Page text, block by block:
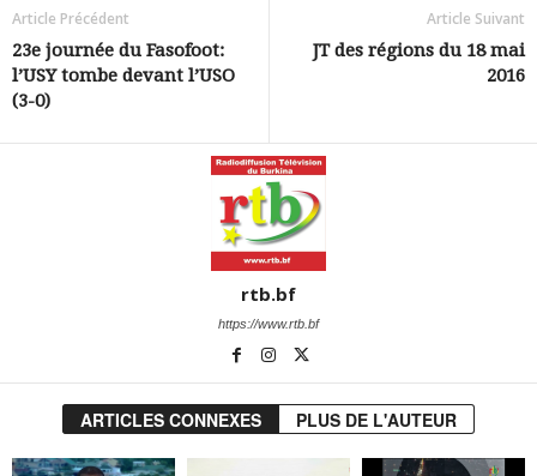
Article Précédent
23e journée du Fasofoot:
l’USY tombe devant l’USO
(3-0)
Article Suivant
JT des régions du 18 mai
2016
rtb.bf
https://www.rtb.bf
ARTICLES CONNEXES PLUS DE L'AUTEUR